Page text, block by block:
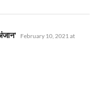
says:
February 10, 2021 at